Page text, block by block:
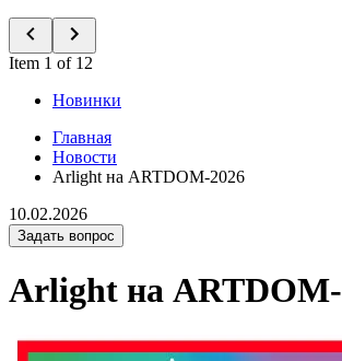
Item 1 of 12
Новинки
Главная
Новости
Arlight на ARTDOM-2026
10.02.2026
Задать вопрос
Arlight на ARTDOM-